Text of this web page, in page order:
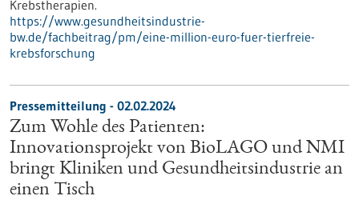
Krebstherapien.
https://www.gesundheitsindustrie-
bw.de/fachbeitrag/pm/eine-million-euro-fuer-tierfreie-
krebsforschung
Pressemitteilung - 02.02.2024
Zum Wohle des Patienten:
Innovationsprojekt von BioLAGO und NMI
bringt Kliniken und Gesundheitsindustrie an
einen Tisch